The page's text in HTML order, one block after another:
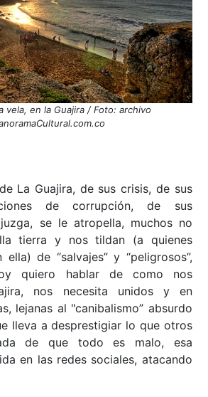
vela, en la Guajira / Foto: archivo
La Guajira, de sus crisis, de sus
de corrupción, de sus
se le atropella, muchos no
tierra y nos tildan (a quienes
de “salvajes” y “peligrosos”,
quiero hablar de como nos
nos necesita unidos y en
lejanas al "canibalismo” absurdo
lleva a desprestigiar lo que otros
de que todo es malo, esa
en las redes sociales, atacando